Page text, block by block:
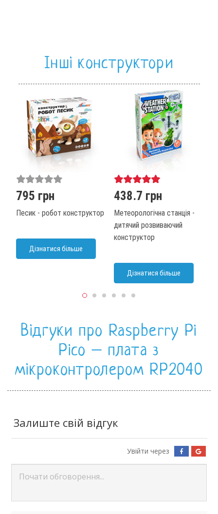
Інші конструктори
795 грн
Песик - робот конструктор
Дізнатися більше
438.7 грн
Метеорологічна станція -
дитячий розвиваючий
конструктор
Дізнатися більше
Відгуки про Raspberry Pi
Pico – плата з
мікроконтролером RP2040
Залиште свій відгук
Увійти через